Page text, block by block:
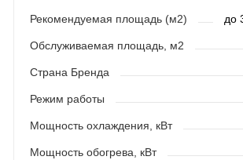
Рекомендуемая площадь (м2) до
Обслуживаемая площадь, м2
Страна Бренда
Режим работы
Мощность охлаждения, кВт
Мощность обогрева, кВт